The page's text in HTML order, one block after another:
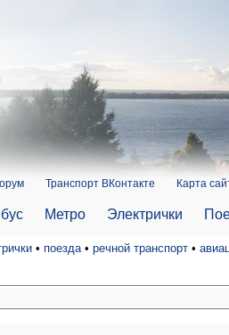
Транспорт ВКонтакте Карта
Метро Электрички
• поезда • речной транспорт •